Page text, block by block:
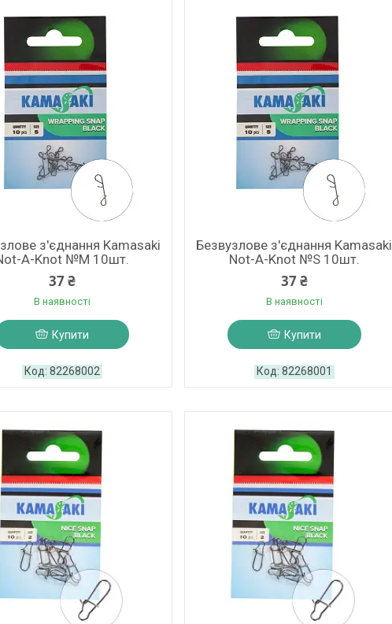
з'єднання Kamasaki
A-Knot №M 10шт.
37 ₴
В наявності
Купити
82268002
Безвузлове з'єднання Kamasaki
Not-A-Knot №S 10шт.
37 ₴
В наявності
Купити
82268001